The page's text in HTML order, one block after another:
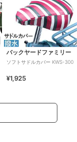
バックヤードファミリー
ソフトサドルカバー KWS-300
¥1,925